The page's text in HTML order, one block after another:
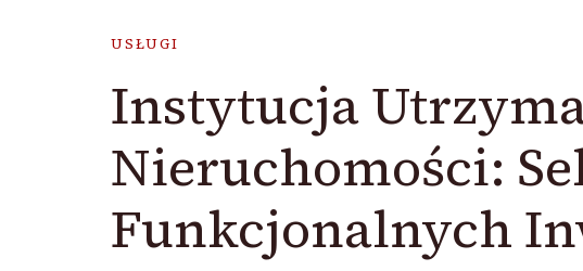
USŁUGI
Instytucja
Nieruchomości:
Funkcjonalnych